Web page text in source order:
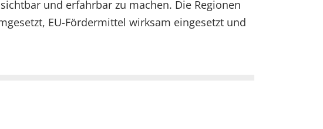
und erfahrbar zu machen. Die Regionen
EU-Fördermittel wirksam eingesetzt und